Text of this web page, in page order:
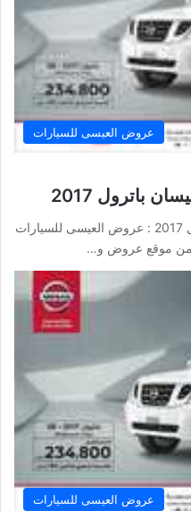
عروض العيسى للسيارات
باترول 2017
عروض العيسى للسيارات نيسان باترول 2017 : عروض العيسى للسيارات
عروض العيسى للسيارات